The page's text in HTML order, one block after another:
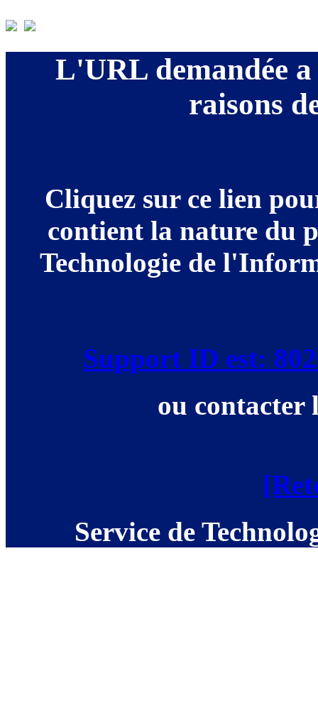
L'URL demandée a
raisons
Cliquez sur ce lien
contient la nature du
Technologie de
Support ID est:
ou contacter
Service de